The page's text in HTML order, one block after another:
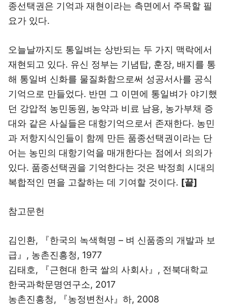
종선택권은 기억과 재현이라는 측면에서 주목할 필
요가 있다.
오늘날까지도 통일벼는 상반되는 두 가지 맥락에서
재현되고 있다. 유신 정부는 기념탑, 훈장, 배지를 통
해 통일벼 신화를 물질화함으로써 성공서사를 공식
기억으로 만들었다. 반면 그 이면에 통일벼가 야기했
던 강압적 농민동원, 농약과 비료 남용, 농가부채 증
대와 같은 사실들은 대항기억으로서 존재한다. 농민
과 저항지식인들이 함께 만든 품종선택권이라는 단
어는 농민의 대항기억을 매개한다는 점에서 의의가
있다. 품종선택권을 기억한다는 것은 박정희 시대의
복합적인 면을 고찰하는 데 기여할 것이다. [끝]
참고문헌
김인환, 『한국의 녹색혁명 – 벼 신품종의 개발과 보
급』, 농촌진흥청, 1977
김태호, 『근현대 한국 쌀의 사회사』, 전북대학교
한국과학문명연구소, 2017
농촌진흥청, 『농정변천사』하, 2008